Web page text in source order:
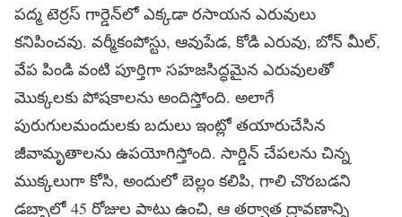
పద్మ టెర్రస్ గార్డెన్‌లో ఎక్కడా రసాయన ఎరువులు
కనిపించవు. వర్మీకంపోస్టు, ఆవుపేడ, కోడి ఎరువు, బోన్ మీల్,
వేప పిండి వంటి పూర్తిగా సహజసిద్ధమైన ఎరువులతో
మొక్కలకు పోషకాలను అందిస్తోంది. అలాగే
పురుగులమందులకు బదులు ఇంట్లో తయారుచేసిన
జీవామృతాలను ఉపయోగిస్తోంది. సార్డిన్ చేపలను చిన్న
ముక్కలుగా కోసి, అందులో బెల్లం కలిపి, గాలి చొరబడని
డబ్బాలో 45 రోజుల పాటు ఉంచి, ఆ తర్వాత ద్రావణాన్ని